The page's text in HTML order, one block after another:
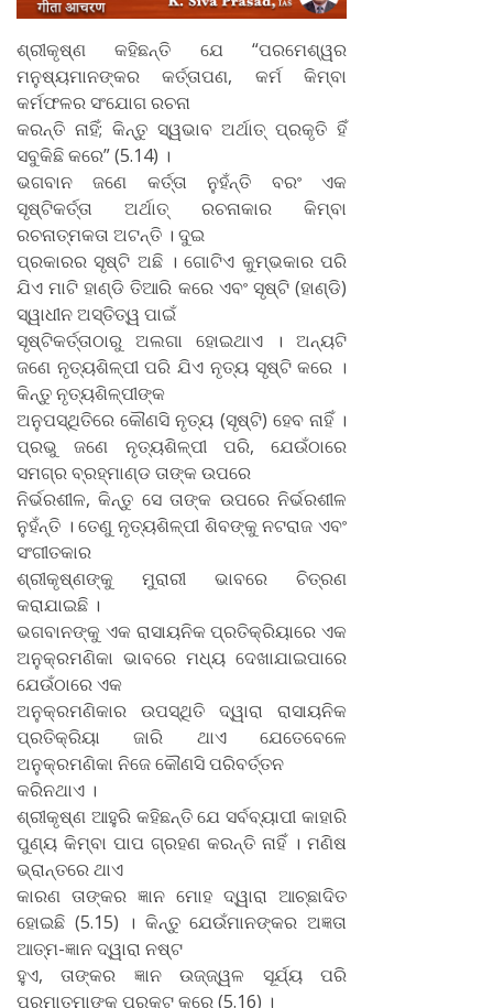
ଶ୍ରୀକୃଷ୍ଣ କହିଛନ୍ତି ଯେ “ପରମେଶ୍ୱର
ମନୁଷ୍ୟମାନଙ୍କର କର୍ତ୍ତାପଣ, କର୍ମ କିମ୍ବା
କର୍ମଫଳର ସଂଯୋଗ ରଚନା
କରନ୍ତି ନାହିଁ; କିନ୍ତୁ ସ୍ୱଭାବ ଅର୍ଥାତ୍‌ ପ୍ରକୃତି ହିଁ
ସବୁକିଛି କରେ” (5.14) ।
ଭଗବାନ ଜଣେ କର୍ତ୍ତା ନୁହଁନ୍ତି ବରଂ ଏକ
ସୃଷ୍ଟିକର୍ତ୍ତା ଅର୍ଥାତ୍‌ ରଚନାକାର କିମ୍ବା
ରଚନାତ୍ମକତା ଅଟନ୍ତି । ଦୁଇ
ପ୍ରକାରର ସୃଷ୍ଟି ଅଛି । ଗୋଟିଏ କୁମ୍ଭକାର ପରି
ଯିଏ ମାଟି ହାଣ୍ଡି ତିଆରି କରେ ଏବଂ ସୃଷ୍ଟି (ହାଣ୍ଡି)
ସ୍ୱାଧୀନ ଅସ୍ତିତ୍ୱ ପାଇଁ
ସୃଷ୍ଟିକର୍ତ୍ତାଠାରୁ ଅଲଗା ହୋଇଥାଏ । ଅନ୍ୟଟି
ଜଣେ ନୃତ୍ୟଶିଳ୍ପୀ ପରି ଯିଏ ନୃତ୍ୟ ସୃଷ୍ଟି କରେ ।
କିନ୍ତୁ ନୃତ୍ୟଶିଳ୍ପୀଙ୍କ
ଅନୁପସ୍ଥିତିରେ କୌଣସି ନୃତ୍ୟ (ସୃଷ୍ଟି) ହେବ ନାହିଁ ।
ପ୍ରଭୁ ଜଣେ ନୃତ୍ୟଶିଳ୍ପୀ ପରି, ଯେଉଁଠାରେ
ସମଗ୍ର ବ୍ରହ୍ମାଣ୍ଡ ତାଙ୍କ ଉପରେ
ନିର୍ଭରଶୀଳ, କିନ୍ତୁ ସେ ତାଙ୍କ ଉପରେ ନିର୍ଭରଶୀଳ
ନୁହଁନ୍ତି । ତେଣୁ ନୃତ୍ୟଶିଳ୍ପୀ ଶିବଙ୍କୁ ନଟରାଜ ଏବଂ
ସଂଗୀତକାର
ଶ୍ରୀକୃଷ୍ଣଙ୍କୁ ମୁରାରୀ ଭାବରେ ଚିତ୍ରଣ
କରାଯାଇଛି ।
ଭଗବାନଙ୍କୁ ଏକ ରାସାୟନିକ ପ୍ରତିକ୍ରିୟାରେ ଏକ
ଅନୁକ୍ରମଣିକା ଭାବରେ ମଧ୍ୟ ଦେଖାଯାଇପାରେ
ଯେଉଁଠାରେ ଏକ
ଅନୁକ୍ରମଣିକାର ଉପସ୍ଥିତି ଦ୍ୱାରା ରାସାୟନିକ
ପ୍ରତିକ୍ରିୟା ଜାରି ଥାଏ ଯେତେବେଳେ
ଅନୁକ୍ରମଣିକା ନିଜେ କୌଣସି ପରିବର୍ତ୍ତନ
କରିନଥାଏ ।
ଶ୍ରୀକୃଷ୍ଣ ଆହୁରି କହିଛନ୍ତି ଯେ ସର୍ବବ୍ୟାପୀ କାହାରି
ପୁଣ୍ୟ କିମ୍ବା ପାପ ଗ୍ରହଣ କରନ୍ତି ନାହିଁ । ମଣିଷ
ଭ୍ରାନ୍ତରେ ଥାଏ
କାରଣ ତାଙ୍କର ଜ୍ଞାନ ମୋହ ଦ୍ୱାରା ଆଚ୍ଛାଦିତ
ହୋଇଛି (5.15) । କିନ୍ତୁ ଯେଉଁମାନଙ୍କର ଅଜ୍ଞତା
ଆତ୍ମ-ଜ୍ଞାନ ଦ୍ୱାରା ନଷ୍ଟ
ହୁଏ, ତାଙ୍କର ଜ୍ଞାନ ଉଜ୍ଜ୍ୱଳ ସୂର୍ଯ୍ୟ ପରି
ପରମାତ୍ମାଙ୍କୁ ପ୍ରକଟ କରେ (5.16) ।